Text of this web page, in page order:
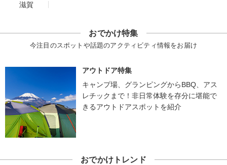
滋賀
おでかけ特集
今注目のスポットや話題のアクティビティ情報をお届け
アウトドア特集
キャンプ場、グランピングからBBQ、アス
レチックまで！非日常体験を存分に堪能で
きるアウトドアスポットを紹介
おでかけトレンド